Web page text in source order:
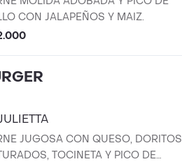
CON JALAPEÑOS Y MAIZ.
JUGOSA CON QUESO, DORITOS
TOCINETA Y PICO DE